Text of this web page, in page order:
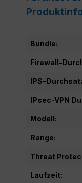
Bundle:
Firewall-
IPS-
IPsec-VPN
Modell:
Range:
Threat
Laufzeit: